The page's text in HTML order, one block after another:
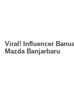
Viral! Influencer
Mazda Banjarbaru